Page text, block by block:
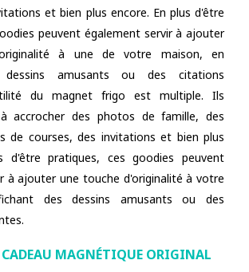
et bien plus encore. En plus d'être
peuvent également servir à ajouter
à une de votre maison, en
amusants ou des citations
du magnet frigo est multiple. Ils
accrocher des photos de famille, des
de courses, des invitations et bien plus
d'être pratiques, ces goodies peuvent
à ajouter une touche d'originalité à votre
des dessins amusants ou des
CADEAU MAGNÉTIQUE ORIGINAL